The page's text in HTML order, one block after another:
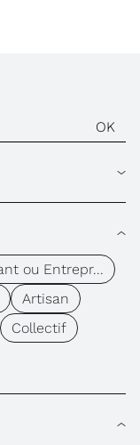
ou Entrepr...
Artisan
Collectif